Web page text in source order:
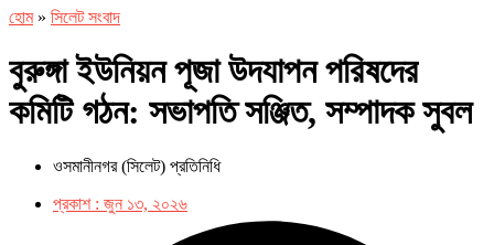
হোম» সিলেট সংবাদ
বুরুঙ্গা ইউনিয়ন পূজা উদযাপন পরিষদের
কমিটি গঠন: সভাপতি সঞ্জিত, সম্পাদক সুবল
ওসমানীনগর (সিলেট) প্রতিনিধি
প্রকাশ : জুন ১৩, ২০২৬